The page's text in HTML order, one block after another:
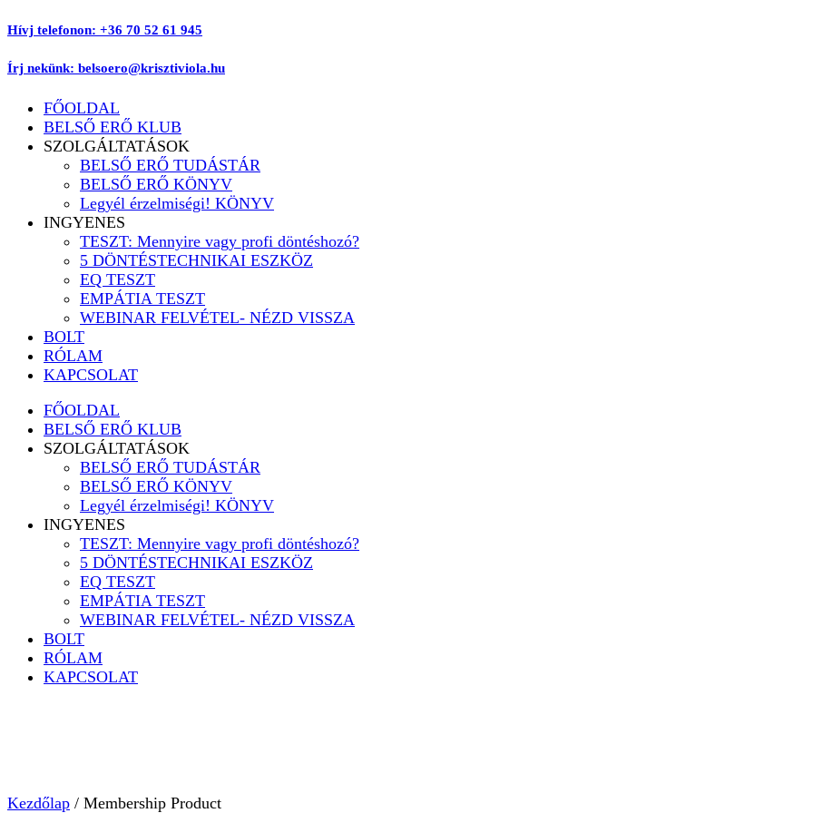
Ugrás
tartalomhoz
Hívj telefonon: +36 70 52 61 945
Írj nekünk: belsoero@krisztiviola.hu
FŐOLDAL
BELSŐ ERŐ KLUB
SZOLGÁLTATÁSOK
BELSŐ ERŐ TUDÁSTÁR
BELSŐ ERŐ KÖNYV
Legyél érzelmiségi! KÖNYV
INGYENES
TESZT: Mennyire vagy profi döntéshozó?
5 DÖNTÉSTECHNIKAI ESZKÖZ
EQ TESZT
EMPÁTIA TESZT
WEBINAR FELVÉTEL- NÉZD VISSZA
BOLT
RÓLAM
KAPCSOLAT
FŐOLDAL
BELSŐ ERŐ KLUB
SZOLGÁLTATÁSOK
BELSŐ ERŐ TUDÁSTÁR
BELSŐ ERŐ KÖNYV
Legyél érzelmiségi! KÖNYV
INGYENES
TESZT: Mennyire vagy profi döntéshozó?
5 DÖNTÉSTECHNIKAI ESZKÖZ
EQ TESZT
EMPÁTIA TESZT
WEBINAR FELVÉTEL- NÉZD VISSZA
BOLT
RÓLAM
KAPCSOLAT
Kezdőlap / Membership Product